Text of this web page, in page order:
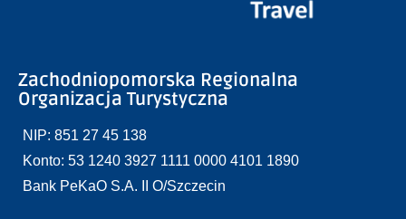
Zachodniopomorska Regionalna
Organizacja Turystyczna
NIP: 851 27 45 138
Konto: 53 1240 3927 1111 0000 4101 1890
Bank PeKaO S.A. II O/Szczecin